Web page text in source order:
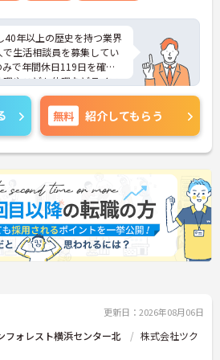
40年以上の歴史を持つ業界
生活相談員を募集してい
で年間休日119日を確保
やこども休暇などライフ
が可能です。処遇改善手
万円の賞与に加え配偶
手当をご用意しています。
お祝い金や宿泊費補助な
制度も充実しています。
身の個性を大切にしなが
の良い職場です。階層別
が整っているため有資格者
活かしながら将来の管理
実にキャリアアップを目
です。
暇など特別休暇が充実
無料 紹介してもらう
更新日：2026年08月06日
フォレスト横浜センター北
株式会社ツク